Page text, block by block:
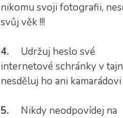
nikomu svoji fotografii,
svůj věk !!!
4. Udržuj heslo své
internetové schránky v
nesděluj ho ani kamarádovi
5. Nikdy neodpovídej na